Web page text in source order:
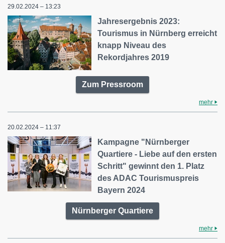
29.02.2024 – 13:23
Jahresergebnis 2023:
Tourismus in Nürnberg erreicht
knapp Niveau des
Rekordjahres 2019
Zum Pressroom
mehr
20.02.2024 – 11:37
Kampagne "Nürnberger
Quartiere - Liebe auf den ersten
Schritt" gewinnt den 1. Platz
des ADAC Tourismuspreis
Bayern 2024
Nürnberger Quartiere
mehr